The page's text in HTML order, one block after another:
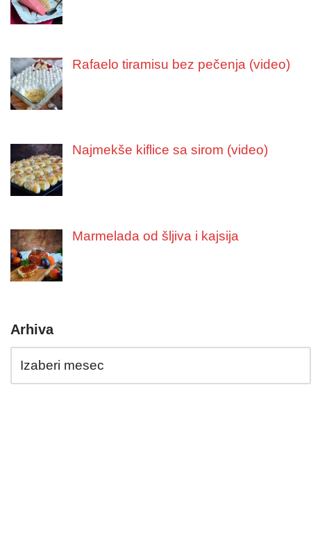
Rafaelo tiramisu bez pečenja (video)
Najmekše kiflice sa sirom (video)
Marmelada od šljiva i kajsija
Arhiva